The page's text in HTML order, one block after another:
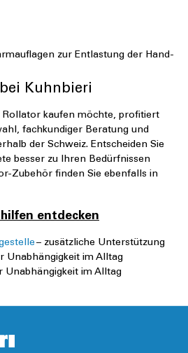
zur Entlastung der Hand-
Kuhnbieri
Rollator kaufen möchte, profitiert
fachkundiger Beratung und
der Schweiz. Entscheiden Sie
besser zu Ihren Bedürfnissen
Zubehör finden Sie ebenfalls in
entdecken
– zusätzliche Unterstützung
Unabhängigkeit im Alltag
Unabhängigkeit im Alltag